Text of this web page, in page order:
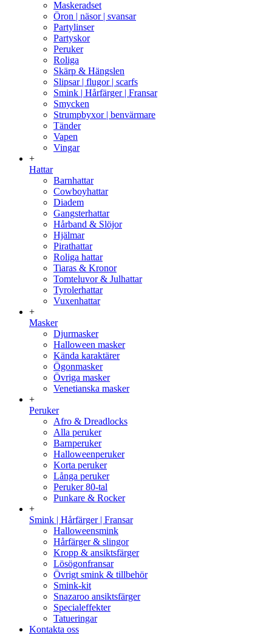
Maskeradset
Öron | näsor | svansar
Partylinser
Partyskor
Peruker
Roliga
Skärp & Hängslen
Slipsar | flugor | scarfs
Smink | Hårfärger | Fransar
Smycken
Strumpbyxor | benvärmare
Tänder
Vapen
Vingar
+
Hattar
Barnhattar
Cowboyhattar
Diadem
Gangsterhattar
Hårband & Slöjor
Hjälmar
Pirathattar
Roliga hattar
Tiaras & Kronor
Tomteluvor & Julhattar
Tyrolerhattar
Vuxenhattar
+
Masker
Djurmasker
Halloween masker
Kända karaktärer
Ögonmasker
Övriga masker
Venetianska masker
+
Peruker
Afro & Dreadlocks
Alla peruker
Barnperuker
Halloweenperuker
Korta peruker
Långa peruker
Peruker 80-tal
Punkare & Rocker
+
Smink | Hårfärger | Fransar
Halloweensmink
Hårfärger & slingor
Kropp & ansiktsfärger
Lösögonfransar
Övrigt smink & tillbehör
Smink-kit
Snazaroo ansiktsfärger
Specialeffekter
Tatueringar
Kontakta oss